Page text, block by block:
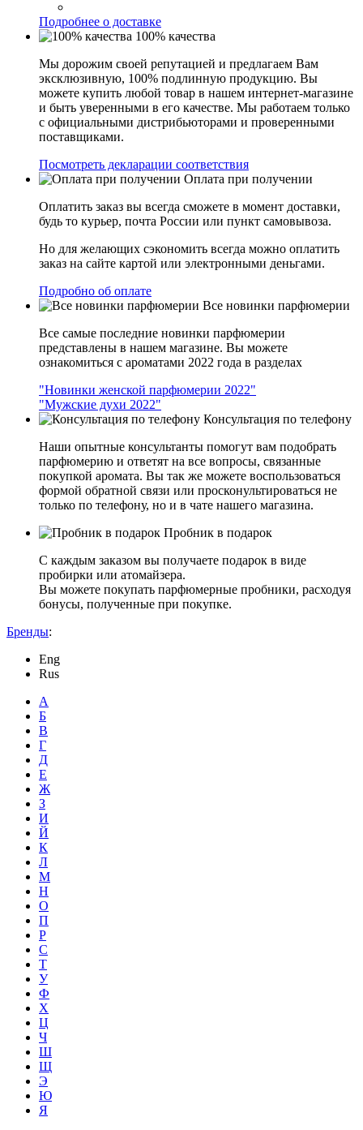
Подробнее о доставке
100% качества
Мы дорожим своей репутацией и предлагаем Вам
эксклюзивную, 100% подлинную продукцию. Вы
можете купить любой товар в нашем интернет-магазине
и быть уверенными в его качестве. Мы работаем только
с официальными дистрибьюторами и проверенными
поставщиками.
Посмотреть декларации соответствия
Оплата при получении
Оплатить заказ вы всегда сможете в момент доставки,
будь то курьер, почта России или пункт самовывоза.
Но для желающих сэкономить всегда можно оплатить
заказ на сайте картой или электронными деньгами.
Подробно об оплате
Все новинки парфюмерии
Все самые последние новинки парфюмерии
представлены в нашем магазине. Вы можете
ознакомиться с ароматами 2022 года в разделах
"Новинки женской парфюмерии 2022"
"Мужские духи 2022"
Консультация по телефону
Наши опытные консультанты помогут вам подобрать
парфюмерию и ответят на все вопросы, связанные
покупкой аромата. Вы так же можете воспользоваться
формой обратной связи или просконультироваться не
только по телефону, но и в чате нашего магазина.
Пробник в подарок
С каждым заказом вы получаете подарок в виде
пробирки или атомайзера.
Вы можете покупать парфюмерные пробники, расходуя
бонусы, полученные при покупке.
Бренды:
Eng
Rus
А
Б
В
Г
Д
Е
Ж
З
И
Й
К
Л
М
Н
О
П
Р
С
Т
У
Ф
Х
Ц
Ч
Ш
Щ
Э
Ю
Я